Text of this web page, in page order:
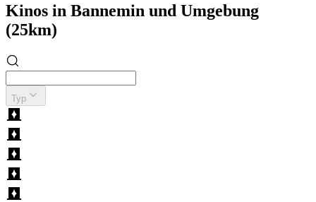
Kinos in Bannemin und Umgebung
(25km)
Typ